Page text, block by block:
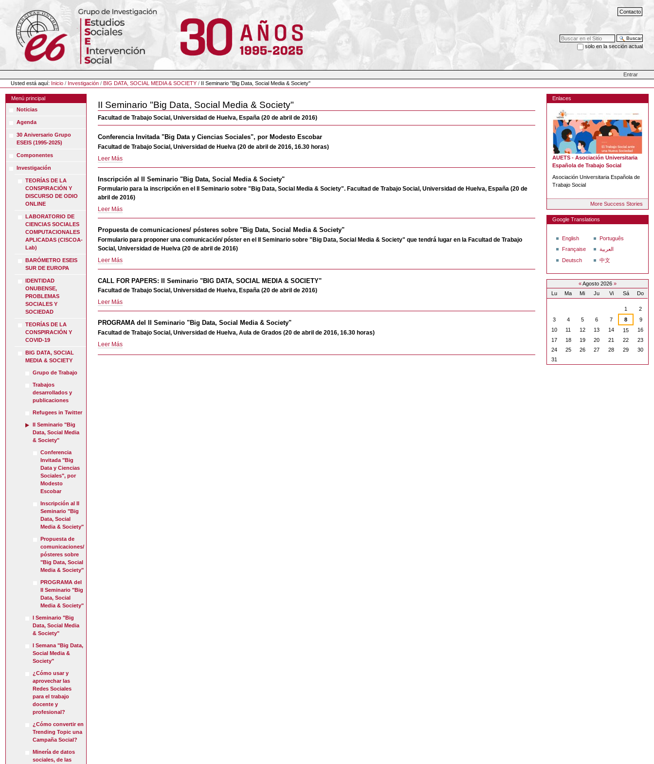
contenido.
navegación
Contacto
Buscar
solo en la sección actual
Herramientas
Personales
Entrar
Usted está aquí: Inicio / Investigación /BIG DATA, SOCIAL MEDIA & SOCIETY / II Seminario "Big Data, Social Media & Society"
Menú principal
Noticias
Agenda
30 Aniversario Grupo
ESEIS (1995-2025)
Componentes
Investigación
TEORÍAS DE LA
CONSPIRACIÓN Y
DISCURSO DE ODIO
ONLINE
LABORATORIO DE
CIENCIAS SOCIALES
COMPUTACIONALES
APLICADAS (CISCOA-
Lab)
BARÓMETRO ESEIS
SUR DE EUROPA
IDENTIDAD
ONUBENSE,
PROBLEMAS
SOCIALES Y
SOCIEDAD
TEORÍAS DE LA
CONSPIRACIÓN Y
COVID-19
BIG DATA, SOCIAL
MEDIA & SOCIETY
Grupo de Trabajo
Trabajos
desarrollados y
publicaciones
Refugees in Twitter
II Seminario "Big
Data, Social Media
& Society"
Conferencia
Invitada "Big
Data y Ciencias
Sociales", por
Modesto
Escobar
Inscripción al II
Seminario "Big
Data, Social
Media & Society"
Propuesta de
comunicaciones/
pósteres sobre
"Big Data, Social
Media & Society"
PROGRAMA del
II Seminario "Big
Data, Social
Media & Society"
I Seminario "Big
Data, Social Media
& Society"
I Semana "Big Data,
Social Media &
Society"
¿Cómo usar y
aprovechar las
Redes Sociales
para el trabajo
docente y
profesional?
¿Cómo convertir en
Trending Topic una
Campaña Social?
Minería de datos
sociales, de las
II Seminario "Big Data, Social Media & Society"
Facultad de Trabajo Social, Universidad de Huelva, España (20 de abril de 2016)
Conferencia Invitada "Big Data y Ciencias Sociales", por Modesto Escobar
Facultad de Trabajo Social, Universidad de Huelva (20 de abril de 2016, 16.30 horas)
Conferencia
Invitada
"Big
y
Ciencias
Sociales",
por
Modesto
Escobar
-
Leer Más
Inscripción al II Seminario "Big Data, Social Media & Society"
Formulario para la inscripción en el II Seminario sobre "Big Data, Social Media & Society". Facultad de Trabajo Social, Universidad de Huelva, España (20 de
abril de 2016)
Inscripción
al
II
Seminario
"Big
Data,
Social
Media
&
Society"
Leer Más
Propuesta de comunicaciones/ pósteres sobre "Big Data, Social Media & Society"
Formulario para proponer una comunicación/ póster en el II Seminario sobre "Big Data, Social Media & Society" que tendrá lugar en la Facultad de Trabajo
Social, Universidad de Huelva (20 de abril de 2016)
Propuesta
de
comunicaciones/
sobre
"Big
Data,
Social
Media
Society"
-
Leer Más
CALL FOR PAPERS: II Seminario "BIG DATA, SOCIAL MEDIA & SOCIETY"
Facultad de Trabajo Social, Universidad de Huelva, España (20 de abril de 2016)
CALL
FOR
PAPERS:
Seminario
"BIG
DATA,
Leer Más
PROGRAMA del II Seminario "Big Data, Social Media & Society"
Facultad de Trabajo Social, Universidad de Huelva, Aula de Grados (20 de abril de 2016, 16.30 horas)
PROGRAMA
Leer Más
Enlaces
AUETS - Asociación Universitaria
Española de Trabajo Social
Asociación Universitaria Española de
Trabajo Social
More Success Stories
Google Translations
English
Française
Deutsch
Português
العربية
中文
«Agosto 2026 »
Lu Ma Mi Ju Vi Sá Do
1
2
3
4 5 6 7 8
9
10
11 12 13 14 15
16
17
18 19 20 21 22
23
24
25 26 27 28 29
30
31